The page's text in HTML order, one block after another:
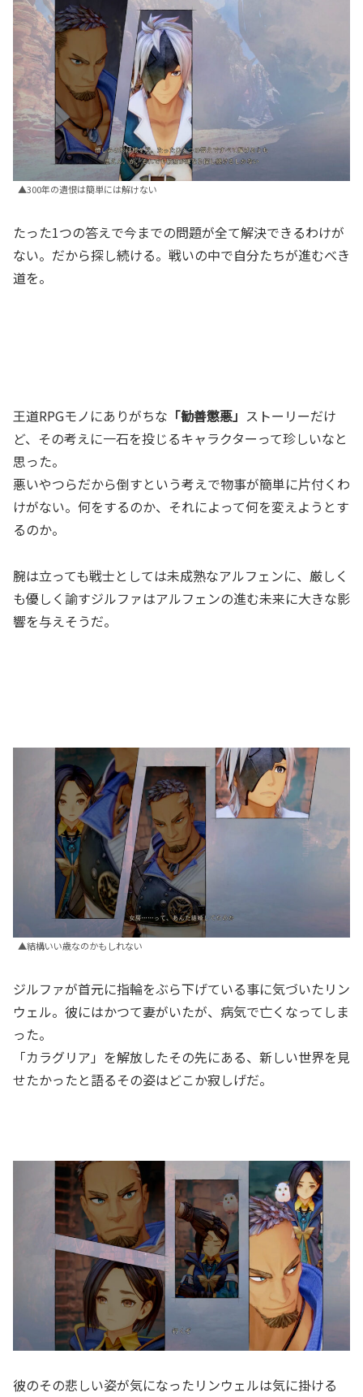
▲300年の遺恨は簡単には解けない
たった1つの答えで今までの問題が全て解決できるわけが
ない。だから探し続ける。戦いの中で自分たちが進むべき
道を。
王道RPGモノにありがちな 「勧善懲悪」 ストーリーだけ
ど、その考えに一石を投じるキャラクターって珍しいなと
思った。
悪いやつらだから倒すという考えで物事が簡単に片付くわ
けがない。何をするのか、それによって何を変えようとす
るのか。
腕は立っても戦士としては未成熟なアルフェンに、厳しく
も優しく諭すジルファはアルフェンの進む未来に大きな影
響を与えそうだ。
▲結構いい歳なのかもしれない
ジルファが首元に指輪をぶら下げている事に気づいたリン
ウェル。彼にはかつて妻がいたが、病気で亡くなってしま
った。
「カラグリア」を解放したその先にある、新しい世界を見
せたかったと語るその姿はどこか寂しげだ。
彼のその悲しい姿が気になったリンウェルは気に掛ける